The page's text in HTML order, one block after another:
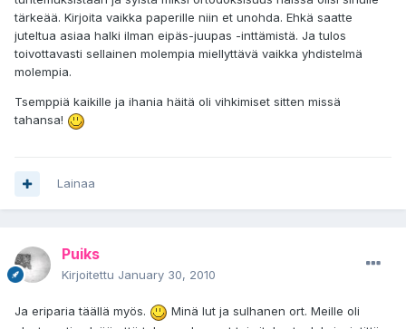
tärkeää. Kirjoita vaikka paperille niin et unohda. Ehkä saatte
juteltua asiaa halki ilman eipäs-juupas -inttämistä. Ja tulos
toivottavasti sellainen molempia miellyttävä vaikka yhdistelmä
molempia.
Tsemppiä kaikille ja ihania häitä oli vihkimiset sitten missä
tahansa!
Lainaa
Puiks
Kirjoitettu January 30, 2010
Ja eriparia täällä myös.
Minä lut ja sulhanen ort. Meille oli